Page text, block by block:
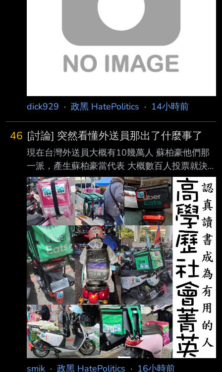
dick929 · 政黑 HatePolitics · 14小時前
46 [討論] 突然看懂外送員那出了什麼事了
現在台灣外送員大概有10幾萬人 蘇柏豪他們那
一派，產生蘇柏豪當代表 大概數百人投票就決
定了 跟一般公司工會代表成立的人數相差很遠
結果多數外送員 不管是關心還是不關心 或是認
爲蘇柏豪不能代表外送員發聲的 都無力阻止 全
部外送員都被拉去當政治作秀祭品 這票人在修
法前 卻沒有先想辦法產生正式的代表 現在都任
人宰割 --
smik · 政黑 HatePolitics · 16小時前